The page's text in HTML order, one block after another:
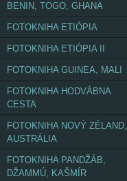
BENIN, TOGO, GHANA
FOTOKNIHA ETIÓPIA
FOTOKNIHA ETIÓPIA II
FOTOKNIHA GUINEA, MALI
FOTOKNIHA HODVÁBNA
CESTA
FOTOKNIHA NOVÝ ZÉLAND,
AUSTRÁLIA
FOTOKNIHA PANDŽÁB,
DŽAMMÚ, KAŠMÍR